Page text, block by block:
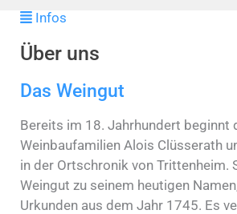
Infos
Über uns
Das Weingut
Bereits im 18. Jahrhundert beginnt
Weinbaufamilien Alois Clüsserath
in der Ortschronik von Trittenheim.
Weingut zu seinem heutigen
Urkunden aus dem Jahr 1745. Es